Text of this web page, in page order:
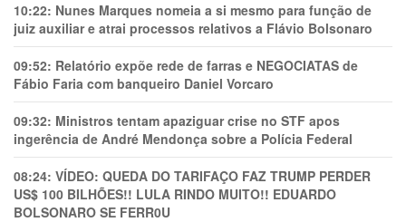
10:22: Nunes Marques nomeia a si mesmo para função de
juiz auxiliar e atrai processos relativos a Flávio Bolsonaro
09:52: Relatório expõe rede de farras e NEGOCIATAS de
Fábio Faria com banqueiro Daniel Vorcaro
09:32: Ministros tentam apaziguar crise no STF apos
ingerência de André Mendonça sobre a Polícia Federal
08:24: VÍDEO: QUEDA DO TARIFAÇO FAZ TRUMP PERDER
US$ 100 BILHÕES!! LULA RINDO MUITO!! EDUARDO
BOLSONARO SE FERR0U